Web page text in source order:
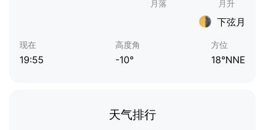
下弦月
现在
19:55
高度角
-10°
方位
18°NNE
天气排行